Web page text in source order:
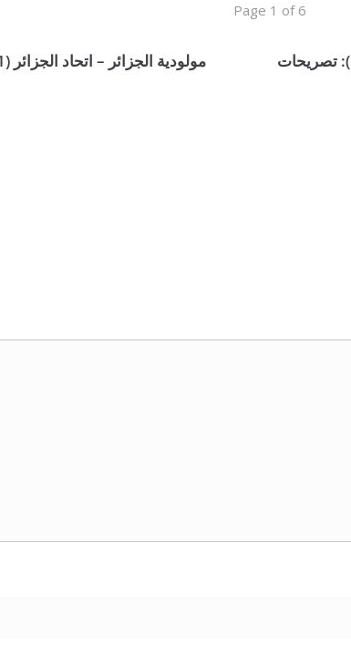
Page 1 of 6
الدوري الجزائري الدرجة الأولى: مولودية الجزائر – وفاق سطيف (4-1): تصريحات
مولودية الجزائر – اتحاد الجزائر (1-0) – تصريحات خالد بن يحيى – فيديو